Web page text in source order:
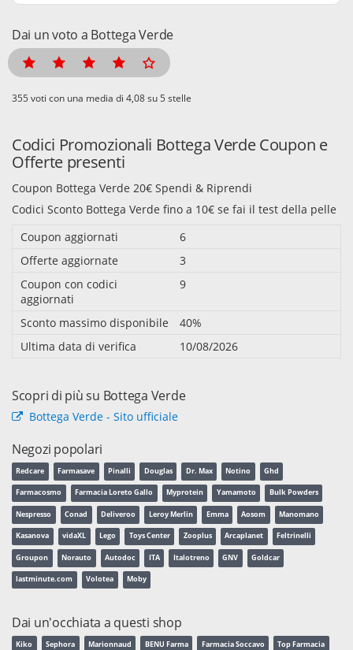
Dai un voto a Bottega Verde
voti con una media di su 5 stelle
Codici Promozionali Bottega Verde Coupon e
Offerte presenti
Coupon Bottega Verde 20€ Spendi & Riprendi
Codici Sconto Bottega Verde fino a 10€ se fai il test della pelle
Coupon aggiornati
6
Offerte aggiornate
3
Coupon con codici
aggiornati
9
Sconto massimo disponibile
40%
Ultima data di verifica
10/08/2026
Scopri di più su Bottega Verde
Bottega Verde - Sito ufficiale
Negozi popolari
Redcare Farmasave Pinalli Douglas Dr. Max Notino Ghd
Farmacosmo Farmacia Loreto Gallo Myprotein Yamamoto Bulk Powders
Nespresso Conad Deliveroo Leroy Merlin Emma Aosom Manomano
Kasanova vidaXL Lego Toys Center Zooplus Arcaplanet Feltrinelli
Groupon Norauto Autodoc ITA Italotreno GNV Goldcar
lastminute.com Volotea Moby
Dai un'occhiata a questi shop
Kiko Sephora Marionnaud BENU Farma Farmacia Soccavo Top Farmacia